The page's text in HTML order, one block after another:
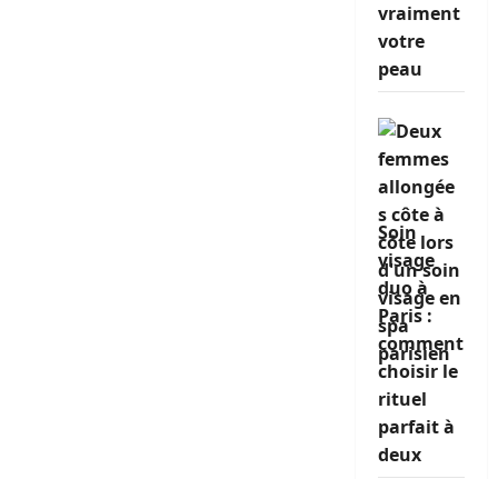
vraiment
votre
peau
Soin
visage
duo à
Paris :
comment
choisir le
rituel
parfait à
deux